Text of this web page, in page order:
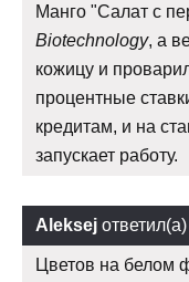
Манго "Салат с
Biotechnology, а
кожицу и
процентные
кредитам, и на
запускает работу.
Aleksej ответил(а)
Цветов на белом